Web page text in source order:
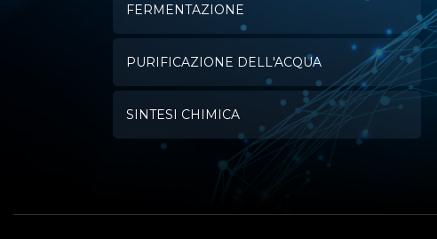
FERMENTAZIONE
PURIFICAZIONE DELL'ACQUA
SINTESI CHIMICA